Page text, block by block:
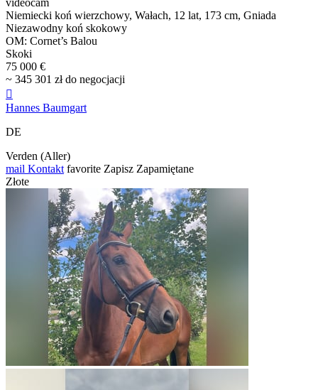
videocam
Niemiecki koń wierzchowy, Wałach, 12 lat, 173 cm, Gniada
Niezawodny koń skokowy
OM: Cornet’s Balou
Skoki
75 000 €
~ 345 301 zł do negocjacji

Hannes Baumgart
DE
Verden (Aller)
mail Kontakt favorite Zapisz Zapamiętane
Złote